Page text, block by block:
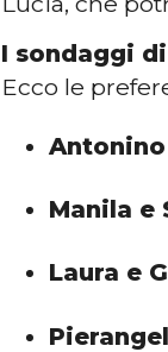
I sondaggi
Ecco le
Manila e
Laura e